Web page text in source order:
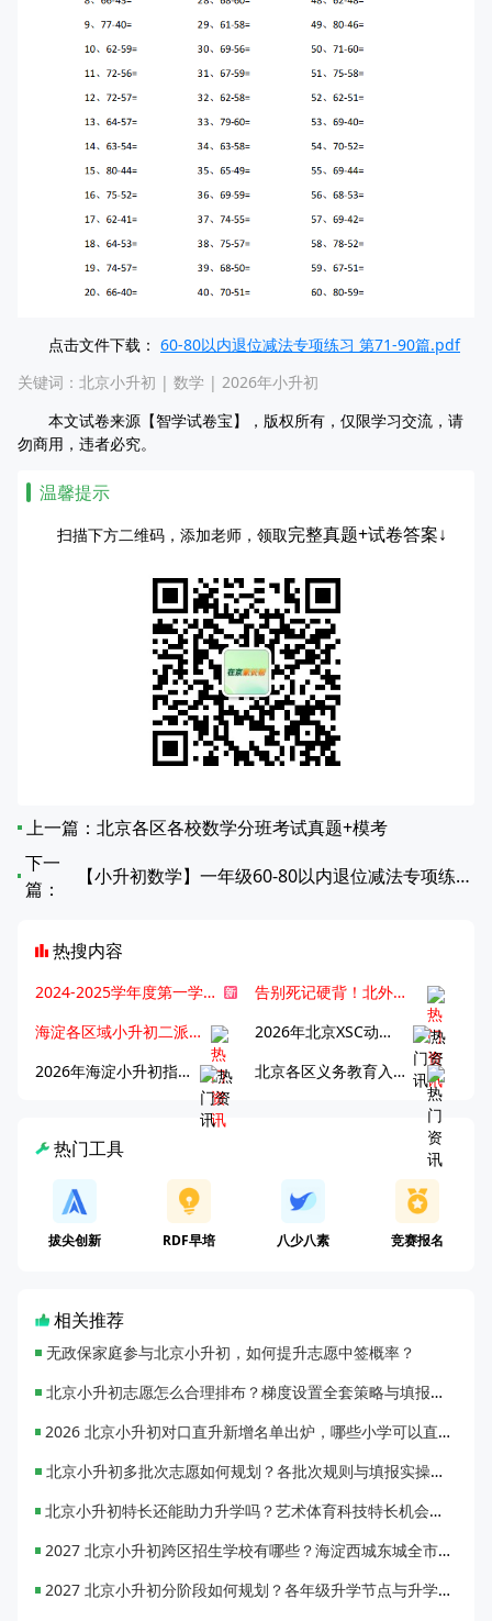
点击文件下载： 60-80以内退位减法专项练习 第71-90篇.pdf
关键词： 北京小升初 | 数学 | 2026年小升初
本文试卷来源【智学试卷宝】，版权所有，仅限学习交流，请
勿商用，违者必究。
温馨提示
扫描下方二维码，添加老师，领取完整真题+试卷答案↓
上一篇： 北京各区各校数学分班考试真题+模考
下一
篇：
【小升初数学】一年级60-80以内退位减法专项练习题（第91-110篇）
热搜内容
2024-2025学年度第一学期北京各区期末考试真题试卷汇总
告别死记硬背！北外王牌精读词汇课，帮孩子突破英语词汇难关
海淀各区域小升初二派全攻略合集！区域一至五志愿填报、升学策略详解
2026年北京XSC动态，持续更新中ing...
2026年海淀小升初指南，一文了解招生政策要点
北京各区义务教育入学咨询电话汇总，25年小升初家长提前收藏
热门工具
拔尖创新 RDF早培 八少八素 竞赛报名
相关推荐
无政保家庭参与北京小升初，如何提升志愿中签概率？
北京小升初志愿怎么合理排布？梯度设置全套策略与填报避坑指南
2026 北京小升初对口直升新增名单出炉，哪些小学可以直升优质初中？
北京小升初多批次志愿如何规划？各批次规则与填报实操指南
北京小升初特长还能助力升学吗？艺术体育科技特长机会与误区全面解析
2027 北京小升初跨区招生学校有哪些？海淀西城东城全市招生校完整汇总
2027 北京小升初分阶段如何规划？各年级升学节点与升学通道全梳理